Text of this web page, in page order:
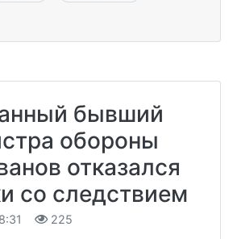
бывший
обороны
отказался
со следствием
225